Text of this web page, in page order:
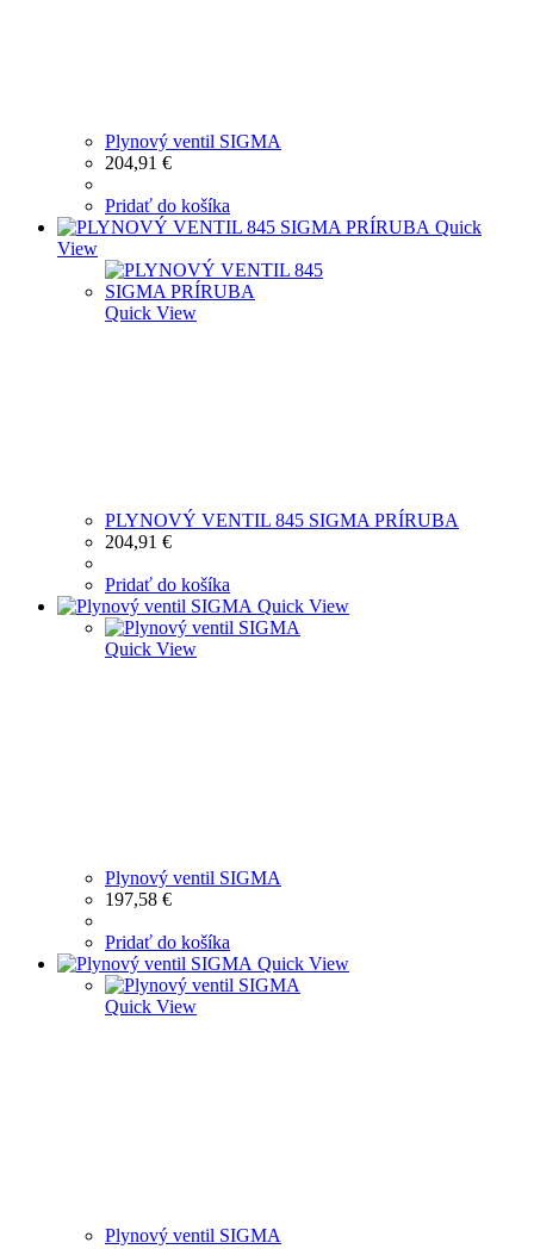
Plynový ventil SIGMA
204,91 €
Pridať do košíka
Quick
View
Quick View
PLYNOVÝ VENTIL 845 SIGMA PRÍRUBA
204,91 €
Pridať do košíka
Quick View
Quick View
Plynový ventil SIGMA
197,58 €
Pridať do košíka
Quick View
Quick View
Plynový ventil SIGMA